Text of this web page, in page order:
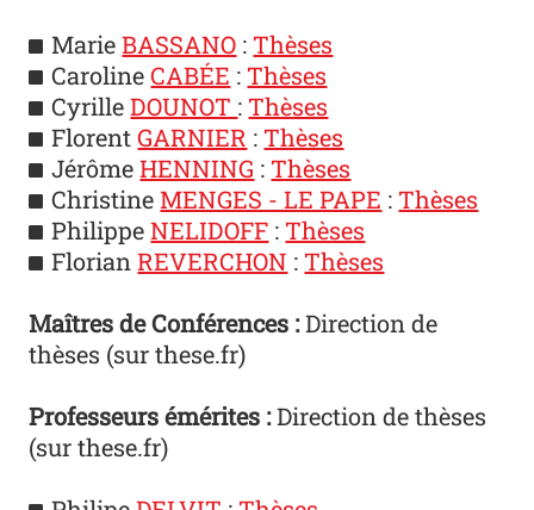
MarieBASSANO : Thèses
CarolineCABÉE : Thèses
CyrilleDOUNOT : Thèses
FlorentGARNIER : Thèses
JérômeHENNING : Thèses
Christine MENGES - LE PAPE : Thèses
PhilippeNELIDOFF : Thèses
FlorianREVERCHON : Thèses
Maîtres de Conférences :Direction de
thèses (sur these.fr)
Professeurs émérites :Direction de thèses
(sur these.fr)